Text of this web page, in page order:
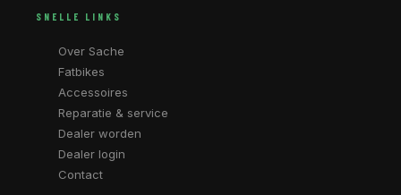
SNELLE LINKS
Over Sache
Fatbikes
Accessoires
Reparatie & service
Dealer worden
Dealer login
Contact